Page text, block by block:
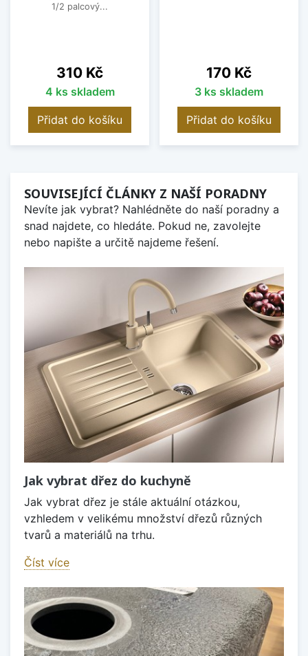
1/2 palcový...
Cena
310 Kč
4 ks skladem
Přidat do košíku
Cena
170 Kč
3 ks skladem
Přidat do košíku
SOUVISEJÍCÍ ČLÁNKY Z NAŠÍ PORADNY
Nevíte jak vybrat? Nahlédněte do naší poradny a
snad najdete, co hledáte. Pokud ne, zavolejte
nebo napište a určitě najdeme řešení.
Jak vybrat dřez do kuchyně
Jak vybrat dřez je stále aktuální otázkou,
vzhledem v velikému množství dřezů různých
tvarů a materiálů na trhu.
Číst více